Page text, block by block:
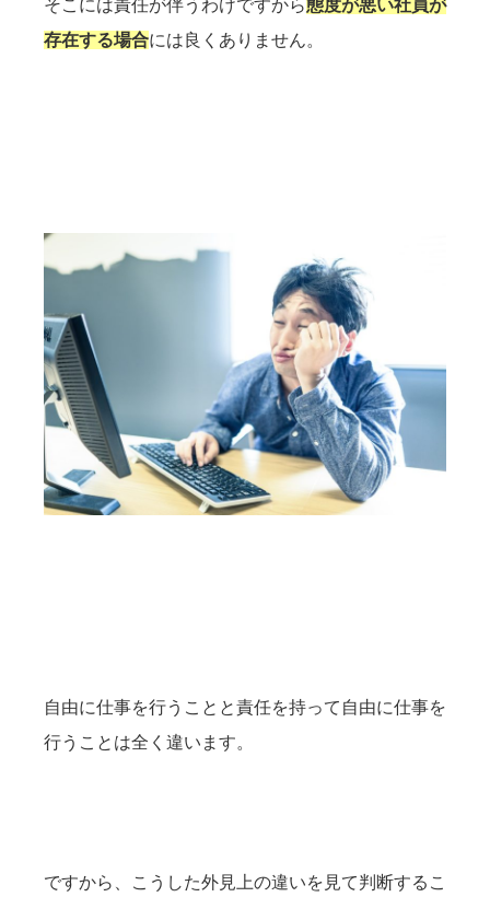
そこには責任が伴うわけですから態度が悪い社員が
存在する場合には良くありません。
自由に仕事を行うことと責任を持って自由に仕事を
行うことは全く違います。
ですから、こうした外見上の違いを見て判断するこ